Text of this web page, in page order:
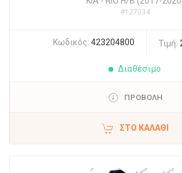
#127034
Κωδικός: 423204800 Τιμή:
Διαθέσιμο
ΠΡΟΒΟΛΗ
ΣΤΟ ΚΑΛΆΘΙ